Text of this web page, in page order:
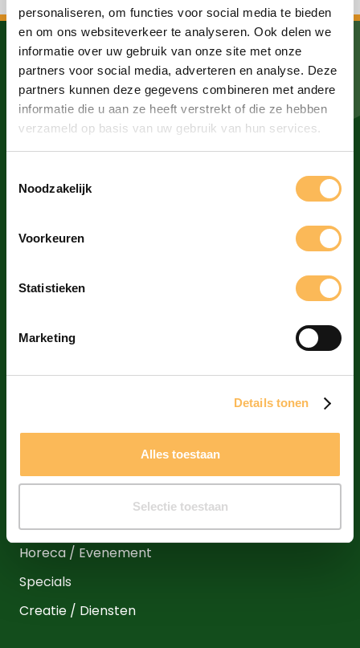
personaliseren, om functies voor social media te bieden
en om ons websiteverkeer te analyseren. Ook delen we
informatie over uw gebruik van onze site met onze
partners voor social media, adverteren en analyse. Deze
partners kunnen deze gegevens combineren met andere
informatie die u aan ze heeft verstrekt of die ze hebben
verzameld op basis van uw gebruik van hun services.
Noodzakelijk
Voorkeuren
Statistieken
Marketing
Details tonen
Alles toestaan
Selectie toestaan
Drukkerij De Bij B.V.
020 613 6699
drukkerij@debij.nl
Donauweg 2C
Producten
Marketing & Promotie
Stickers
Horeca / Evenement
Specials
Creatie / Diensten